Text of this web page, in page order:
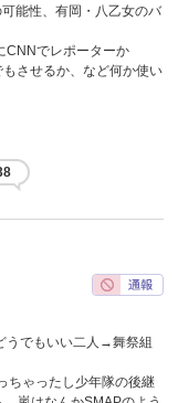
能性、有岡・八乙女のバ
CNNでレポーターか
させるか、など何か使い
でもいい二人→舞祭組
ちゃったし少年隊の後継